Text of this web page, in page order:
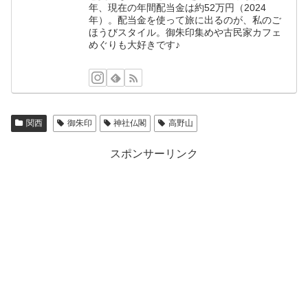
年、現在の年間配当金は約52万円（2024
年）。配当金を使って旅に出るのが、私のご
ほうびスタイル。御朱印集めや古民家カフェ
めぐりも大好きです♪
関西 御朱印 神社仏閣 高野山
スポンサーリンク